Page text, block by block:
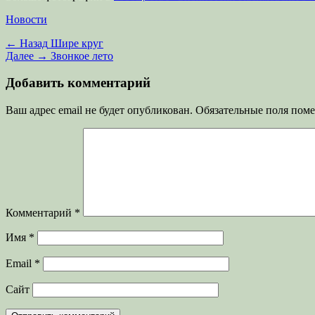
Категории
Новости
Навигация
по
записям
← Назад Предыдущая
запись:
Шире круг
Далее → Следующая
Звонкое лето
Добавить комментарий
Ваш адрес email не будет опубликован. Обязательные поля
Комментарий *
Имя *
Email *
Сайт